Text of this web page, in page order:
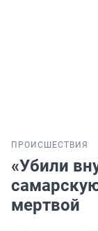
ПРОИСШЕСТВИЯ
«Убили
мертвой